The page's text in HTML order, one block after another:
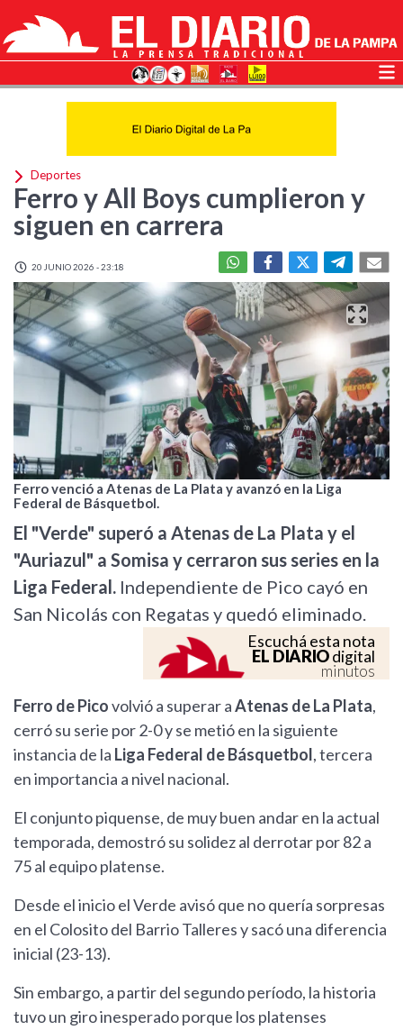
Deportes
Ferro y All Boys cumplieron y
siguen en carrera
20 JUNIO 2026 - 23:18
Ferro venció a Atenas de La Plata y avanzó en la Liga
Federal de Básquetbol.
El "Verde" superó a Atenas de La Plata y el
"Auriazul" a Somisa y cerraron sus series en la
Liga Federal. Independiente de Pico cayó en
San Nicolás con Regatas y quedó eliminado.
Escuchá esta nota
EL DIARIOdigital
minutos
Ferro de Picovolvió a superar aAtenas de La Plata,
cerró su serie por 2-0 y se metió en la siguiente
instancia de la Liga Federal de Básquetbol, tercera
en importancia a nivel nacional.
El conjunto piquense, de muy buen andar en la actual
temporada, demostró su solidez al derrotar por 82 a
75 al equipo platense.
Desde el inicio el Verde avisó que no quería sorpresas
en el Colosito del Barrio Talleres y sacó una diferencia
inicial (23-13).
Sin embargo, a partir del segundo período, la historia
tuvo un giro inesperado porque los platenses